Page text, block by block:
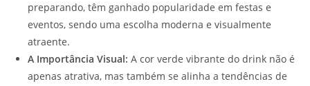
preparando, têm ganhado popularidade em festas e
eventos, sendo uma escolha moderna e visualmente
atraente.
A Importância Visual: A cor verde vibrante do drink não é
apenas atrativa, mas também se alinha a tendências de